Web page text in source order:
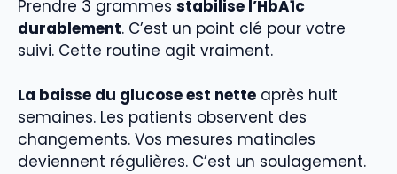
Prendre 3 grammes stabilise l’HbA1c
durablement. C’est un point clé pour votre
suivi. Cette routine agit vraiment.
La baisse du glucose est nette après huit
semaines. Les patients observent des
changements. Vos mesures matinales
deviennent régulières. C’est un soulagement.